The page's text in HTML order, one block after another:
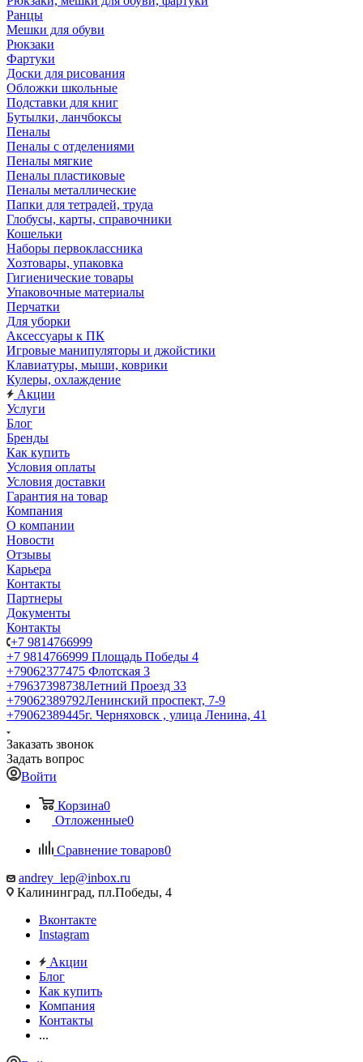
Ранцы
Мешки для обуви
Рюкзаки
Фартуки
Доски для рисования
Обложки школьные
Подставки для книг
Бутылки, ланчбоксы
Пеналы
Пеналы с отделениями
Пеналы мягкие
Пеналы пластиковые
Пеналы металлические
Папки для тетрадей, труда
Глобусы, карты, справочники
Кошельки
Наборы первоклассника
Хозтовары, упаковка
Гигиенические товары
Упаковочные материалы
Перчатки
Для уборки
Аксессуары к ПК
Игровые манипуляторы и джойстики
Клавиатуры, мыши, коврики
Кулеры, охлаждение
Акции
Услуги
Блог
Бренды
Как купить
Условия оплаты
Условия доставки
Гарантия на товар
Компания
О компании
Новости
Отзывы
Карьера
Контакты
Партнеры
Документы
Контакты
+7 9814766999
+7 9814766999 Площадь Победы 4
+79062377475 Флотская 3
+79637398738Летний Проезд 33
+79062389792Ленинский проспект, 7-9
+79062389445г. Черняховск , улица Ленина, 41
Заказать звонок
Задать вопрос
Войти
Корзина0
Отложенные0
Сравнение товаров0
andrey_lep@inbox.ru
Калининград, пл.Победы, 4
Вконтакте
Instagram
Акции
Блог
Как купить
Компания
Контакты
...